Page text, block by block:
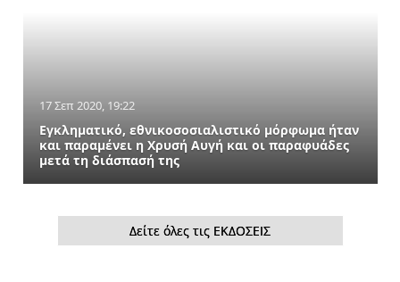
17 Σεπ 2020, 19:22
Εγκληματικό, εθνικοσοσιαλιστικό μόρφωμα ήταν
και παραμένει η Χρυσή Αυγή και οι παραφυάδες
μετά τη διάσπασή της
Δείτε όλες τις ΕΚΔΟΣΕΙΣ